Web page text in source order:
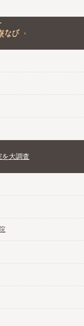
跡治療なび＠大阪
大調査